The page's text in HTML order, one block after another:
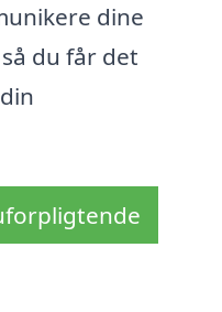
dine
du får det